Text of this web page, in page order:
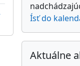
Ísť do
Preskočiť
Aktuálne